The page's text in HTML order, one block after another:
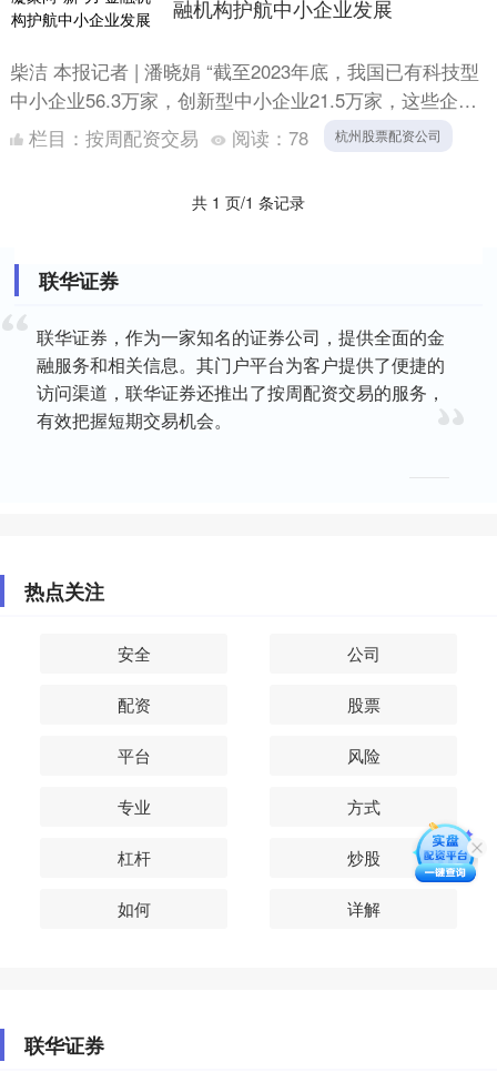
融机构护航中小企业发展
柴洁 本报记者 | 潘晓娟 “截至2023年底，我国已有科技型
中小企业56.3万家，创新型中小企业21.5万家，这些企业
在发展新质生产力中发挥着重要作用。”在日....
栏目： 按周配资交易 阅读： 78 杭州股票配资公司
共 1 页/1 条记录
联华证券
联华证券，作为一家知名的证券公司，提供全面的金
融服务和相关信息。其门户平台为客户提供了便捷的
访问渠道，联华证券还推出了按周配资交易的服务，
有效把握短期交易机会。
热点关注
安全 公司
配资 股票
平台 风险
专业 方式
杠杆 炒股
如何 详解
联华证券